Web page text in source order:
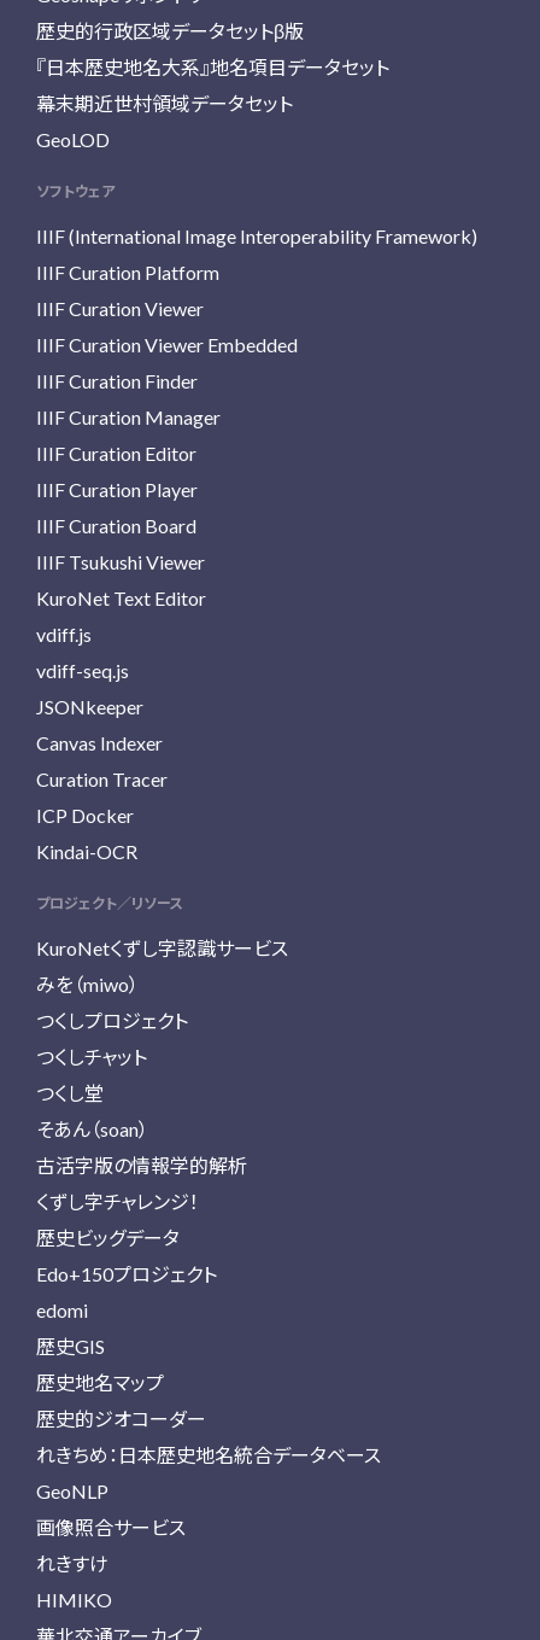
歴史的行政区域データセットβ版
『日本歴史地名大系』地名項目データセット
幕末期近世村領域データセット
GeoLOD
ソフトウェア
IIIF (International Image Interoperability Framework)
IIIF Curation Platform
IIIF Curation Viewer
IIIF Curation Viewer Embedded
IIIF Curation Finder
IIIF Curation Manager
IIIF Curation Editor
IIIF Curation Player
IIIF Curation Board
IIIF Tsukushi Viewer
KuroNet Text Editor
vdiff.js
vdiff-seq.js
JSONkeeper
Canvas Indexer
Curation Tracer
ICP Docker
Kindai-OCR
プロジェクト／リソース
KuroNetくずし字認識サービス
みを（miwo）
つくしプロジェクト
つくしチャット
つくし堂
そあん（soan）
古活字版の情報学的解析
くずし字チャレンジ！
歴史ビッグデータ
Edo+150プロジェクト
edomi
歴史GIS
歴史地名マップ
歴史的ジオコーダー
れきちめ：日本歴史地名統合データベース
GeoNLP
画像照合サービス
れきすけ
HIMIKO